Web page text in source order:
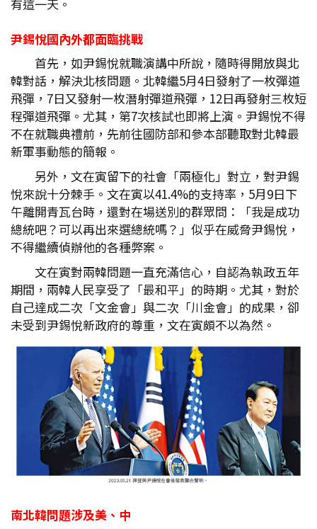
有這一天。
尹錫悅國內外都面臨挑戰
首先，如尹錫悅就職演講中所說，隨時得開放與北
韓對話，解決北核問題。北韓繼5月4日發射了一枚彈道
飛彈，7日又發射一枚潛射彈道飛彈，12日再發射三枚短
程彈道飛彈。尤其，第7次核試也即將上演。尹錫悅不得
不在就職典禮前，先前往國防部和參本部聽取對北韓最
新軍事動態的簡報。
另外，文在寅留下的社會「兩極化」對立，對尹錫
悅來說十分棘手。文在寅以41.4%的支持率，5月9日下
午離開青瓦台時，還對在場送別的群眾問：「我是成功
總統吧？可以再出來選總統嗎？」似乎在威脅尹錫悅，
不得繼續偵辦他的各種弊案。
文在寅對兩韓問題一直充滿信心，自認為執政五年
期間，兩韓人民享受了「最和平」的時期。尤其，對於
自己達成二次「文金會」與二次「川金會」的成果，卻
未受到尹錫悅新政府的尊重，文在寅頗不以為然。
南北韓問題涉及美、中